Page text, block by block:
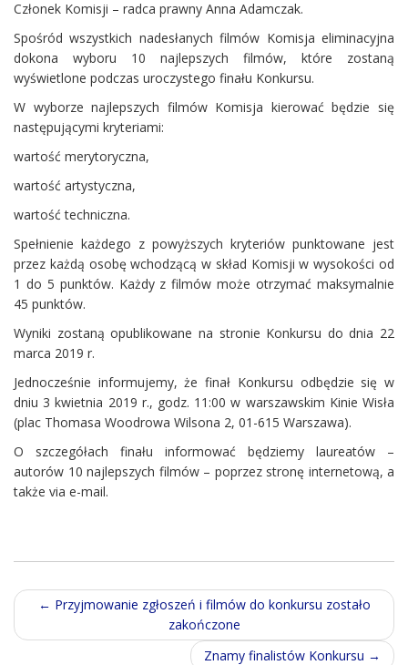
Członek Komisji – radca prawny Anna Adamczak.
Spośród wszystkich nadesłanych filmów Komisja eliminacyjna
dokona wyboru 10 najlepszych filmów, które zostaną
wyświetlone podczas uroczystego finału Konkursu.
W wyborze najlepszych filmów Komisja kierować będzie się
następującymi kryteriami:
wartość merytoryczna,
wartość artystyczna,
wartość techniczna.
Spełnienie każdego z powyższych kryteriów punktowane jest
przez każdą osobę wchodzącą w skład Komisji w wysokości od
1 do 5 punktów. Każdy z filmów może otrzymać maksymalnie
45 punktów.
Wyniki zostaną opublikowane na stronie Konkursu do dnia 22
marca 2019 r.
Jednocześnie informujemy, że finał Konkursu odbędzie się w
dniu 3 kwietnia 2019 r., godz. 11:00 w warszawskim Kinie Wisła
(plac Thomasa Woodrowa Wilsona 2, 01-615 Warszawa).
O szczegółach finału informować będziemy laureatów –
autorów 10 najlepszych filmów – poprzez stronę internetową, a
także via e-mail.
Post
navigation
← Przyjmowanie zgłoszeń i filmów do konkursu zostało
zakończone
Znamy finalistów Konkursu →